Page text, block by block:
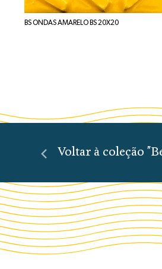
BS ONDAS AMARELO BS 20X20
Voltar à coleção